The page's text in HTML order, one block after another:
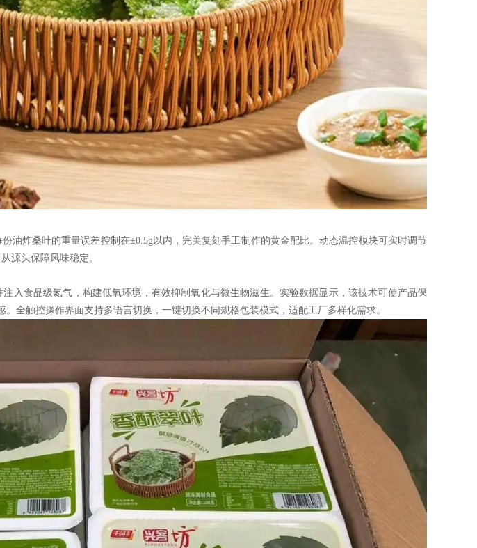
油炸桑叶的重量误差控制在±0.5g以内，完美复刻手工制作的黄金配比。动态温控模块可实时调节
源头保障风味稳定。
入食品级氮气，构建低氧环境，有效抑制氧化与微生物滋生。实验数据显示，该技术可使产品保
。全触控操作界面支持多语言切换，一键切换不同规格包装模式，适配工厂多样化需求。